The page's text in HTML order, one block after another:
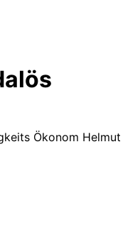
Ökonom Helmut